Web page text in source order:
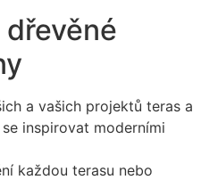
dřevěné
a vašich projektů teras a
inspirovat moderními
každou terasu nebo